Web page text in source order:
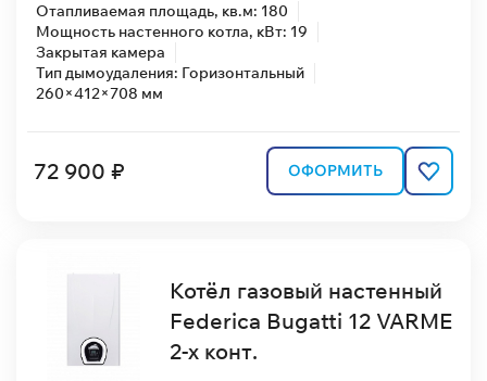
Отапливаемая площадь, кв.м: 180
Мощность настенного котла, кВт: 19
Закрытая камера
Тип дымоудаления: Горизонтальный
260×412×708 мм
72 900 ₽ ОФОРМИТЬ
Котёл газовый настенный
Federica Bugatti 12 VARME
2-х конт.